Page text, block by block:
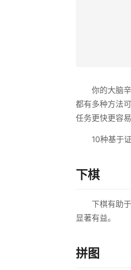
你的大脑
都有多种方法
任务更快更容
10种基于
下棋
下棋有助
显著有益。
拼图